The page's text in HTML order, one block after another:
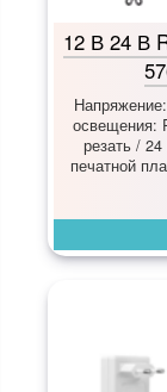
12 В 24 В
освещения:
резать /
печатной